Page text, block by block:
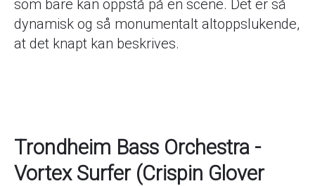
som bare kan oppstå på en scene. Det er så
dynamisk og så monumentalt altoppslukende,
at det knapt kan beskrives.
Trondheim Bass Orchestra -
Vortex Surfer (Crispin Glover